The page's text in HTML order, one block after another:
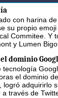
con harina
su propio
Commitee. Y
y Lumen
dominio
tecnología
el dominio
logró adquirirlo
través de